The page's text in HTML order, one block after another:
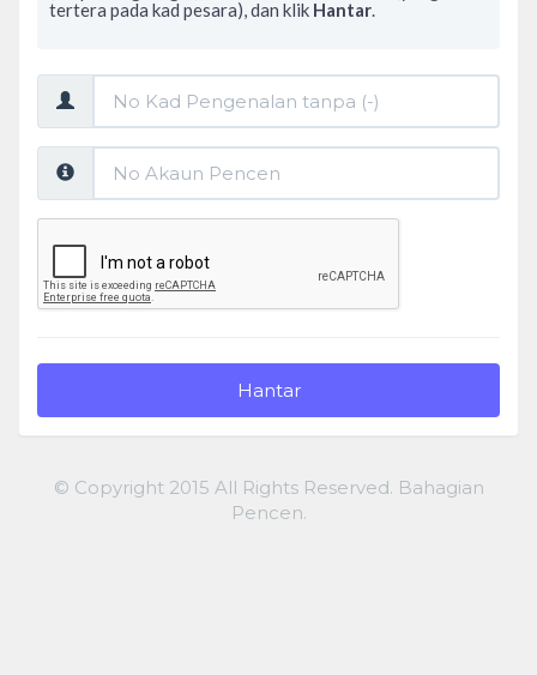
tertera pada kad pesara), dan klik Hantar
No
Kad
Pengenalan:
No
Akaun
Pencen:
Hantar
© Copyright 2015 All Rights Reserved. Bahagian
Pencen.